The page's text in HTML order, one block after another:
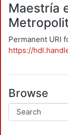
Maestría
Permanent URI
https://
Browse